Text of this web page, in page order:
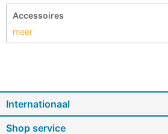
Accessoires
meer
Internationaal
Shop service